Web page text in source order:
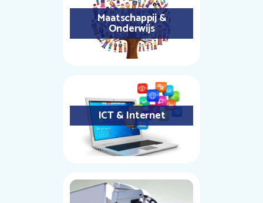
Maatschappij &
Onderwijs
ICT & Internet